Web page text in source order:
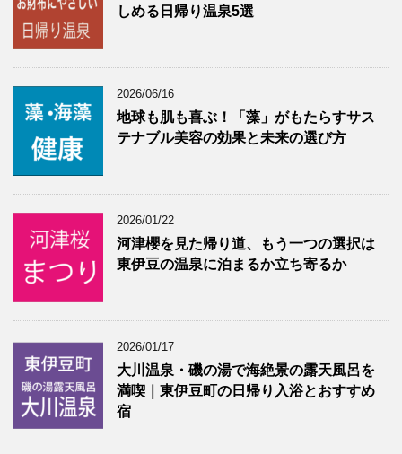
しめる日帰り温泉5選
2026/06/16
地球も肌も喜ぶ！「藻」がもたらすサス
テナブル美容の効果と未来の選び方
2026/01/22
河津櫻を見た帰り道、もう一つの選択は
東伊豆の温泉に泊まるか立ち寄るか
2026/01/17
大川温泉・磯の湯で海絶景の露天風呂を
満喫｜東伊豆町の日帰り入浴とおすすめ
宿